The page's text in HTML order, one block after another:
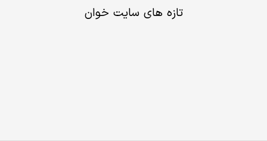
تازه های سایت خوان